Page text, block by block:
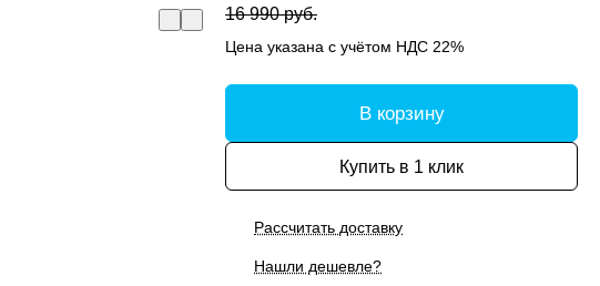
16 990 руб.
Цена указана с учётом НДС 22%
В корзину
Купить в 1 клик
Рассчитать доставку
Нашли дешевле?